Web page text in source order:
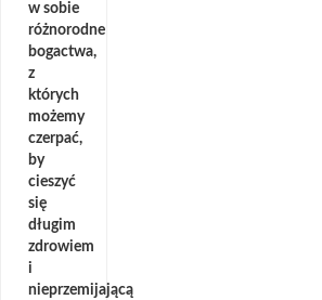
w sobie
różnorodne
bogactwa,
z
których
możemy
czerpać,
by
cieszyć
się
długim
zdrowiem
i
nieprzemijającą